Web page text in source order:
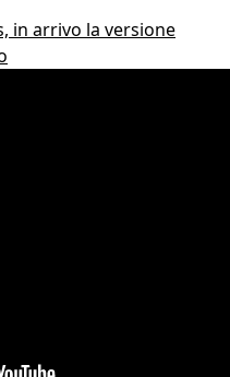
in arrivo la versione